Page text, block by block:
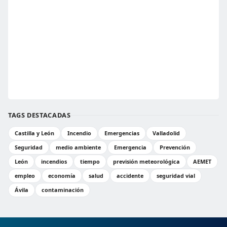
TAGS DESTACADAS
Castilla y León Incendio Emergencias
Valladolid
Seguridad
medio ambiente Emergencia
Prevención
León
incendios tiempo previsión meteorológica
AEMET
empleo
economía salud accidente
seguridad vial
Ávila
contaminación